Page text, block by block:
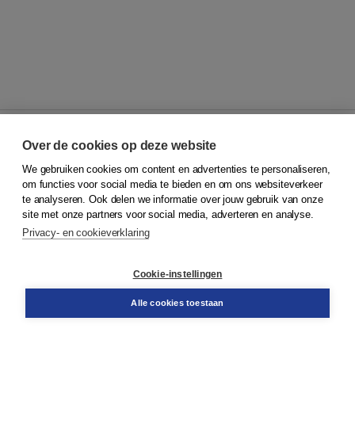
© 2026Koninklijke Boom uitgevers
Klantenservice
Service & informatie
Contact
Over de cookies op deze website
We gebruiken cookies om content en advertenties te personaliseren,
om functies voor social media te bieden en om ons websiteverkeer
te analyseren. Ook delen we informatie over jouw gebruik van onze
site met onze partners voor social media, adverteren en analyse.
Privacy- en cookieverklaring
Cookie-instellingen
Alle cookies toestaan